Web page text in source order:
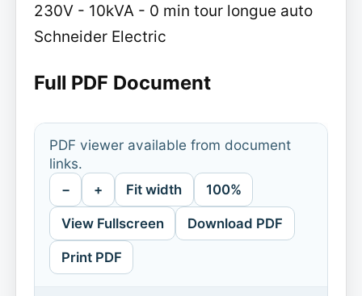
230V - 10kVA - 0 min tour longue auto
Schneider Electric
Full PDF Document
PDF viewer available from document
links.
− + Fit width 100%
View Fullscreen Download PDF
Print PDF